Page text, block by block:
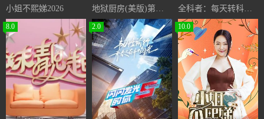
小姐不熙娣2026 全科者：每天转科的男人
8.0 2.0 10.0